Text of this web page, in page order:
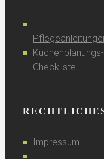
Küchenplanungs-
Checkliste
Impressum